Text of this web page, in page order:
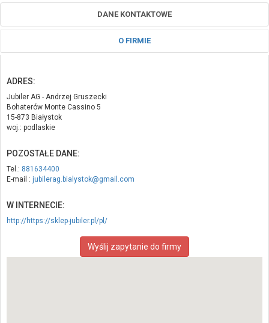
DANE KONTAKTOWE
O FIRMIE
ADRES:
Jubiler AG - Andrzej Gruszecki
Bohaterów Monte Cassino 5
15-873 Białystok
woj.: podlaskie
POZOSTAŁE DANE:
Tel.: 881634400
E-mail : jubilerag.bialystok@gmail.com
W INTERNECIE:
http://https://sklep-jubiler.pl/pl/
Wyślij zapytanie do firmy